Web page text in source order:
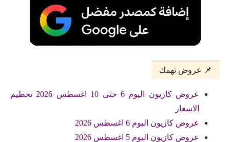
📌 عروض تهمك
عروض كازيون اليوم 6 حتى 10 اغسطس 2026 تحطيم
الاسعار
عروض كازيون اليوم 6 اغسطس 2026
عروض كازيون اليوم 5 اغسطس 2026